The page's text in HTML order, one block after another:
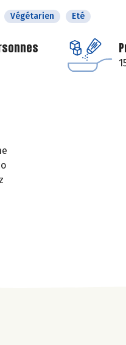
Végétarien Eté